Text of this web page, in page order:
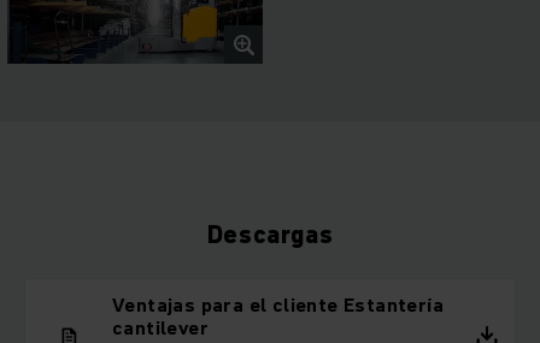
Descargas
Ventajas para el cliente Estantería
cantilever